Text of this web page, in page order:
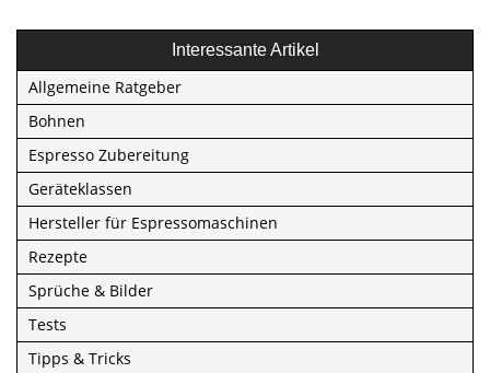
Interessante Artikel
Allgemeine Ratgeber
Bohnen
Espresso Zubereitung
Geräteklassen
Hersteller für Espressomaschinen
Rezepte
Sprüche & Bilder
Tests
Tipps & Tricks